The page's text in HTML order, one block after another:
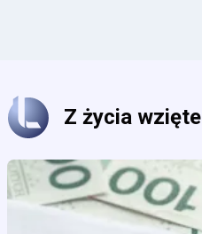
Z życia wzięte